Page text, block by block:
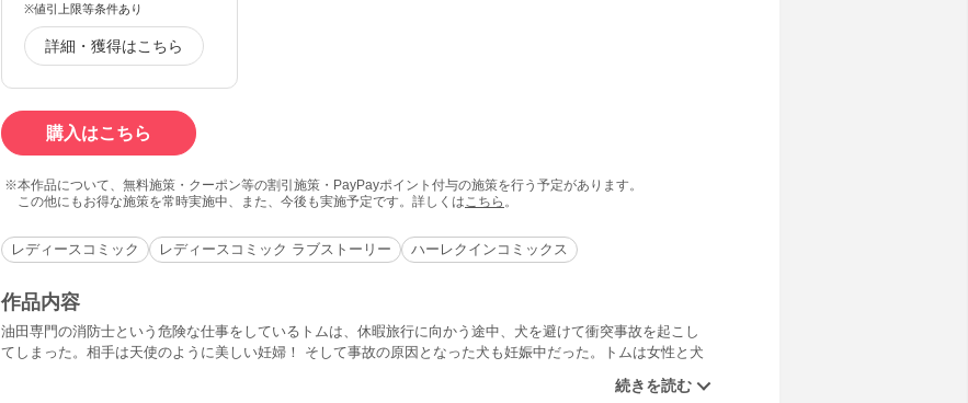
※値引上限等条件あり
詳細・獲得はこちら
購入はこちら
本作品について、無料施策・クーポン等の割引施策・PayPayポイント付与の施策を行う予定があります。
この他にもお得な施策を常時実施中、また、今後も実施予定です。詳しくは こちら 。
レディースコミック レディースコミック ラブストーリー ハーレクインコミックス
作品内容
油田専門の消防士という危険な仕事をしているトムは、休暇旅行に向かう途中、犬を避けて衝突事故を起こし
てしまった。相手は天使のように美しい妊婦！ そして事故の原因となった犬も妊娠中だった。トムは女性と犬
がありそうだ。トムはひとりと1匹の出産を手伝おうと決意した。誰かと深くかかわるのは、彼がずっと避けて